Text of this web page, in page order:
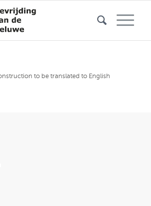
to be translated to English